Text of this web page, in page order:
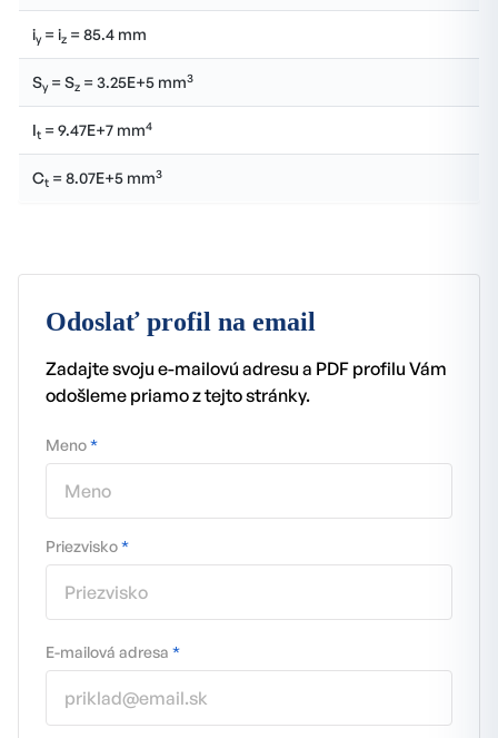
iy= iz = 85.4 mm
Sy= Sz = 3.25E+5 mm3
It = 9.47E+7 mm4
Ct = 8.07E+5 mm3
Odoslať profil na email
Zadajte svoju e-mailovú adresu a PDF profilu Vám
odošleme priamo z tejto stránky.
Meno*
Priezvisko*
E-mailová adresa *